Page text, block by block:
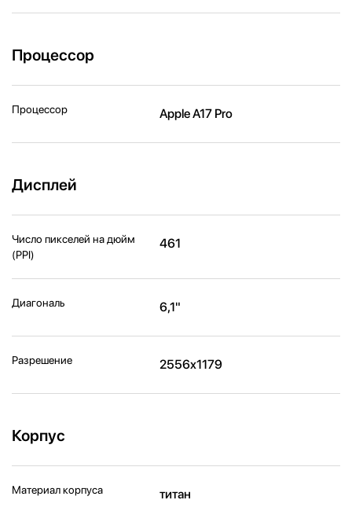
Процессор
Процессор Apple A17 Pro
Дисплей
Число пикселей на дюйм
(PPI)
461
Диагональ 6,1"
Разрешение 2556x1179
Корпус
Материал корпуса титан